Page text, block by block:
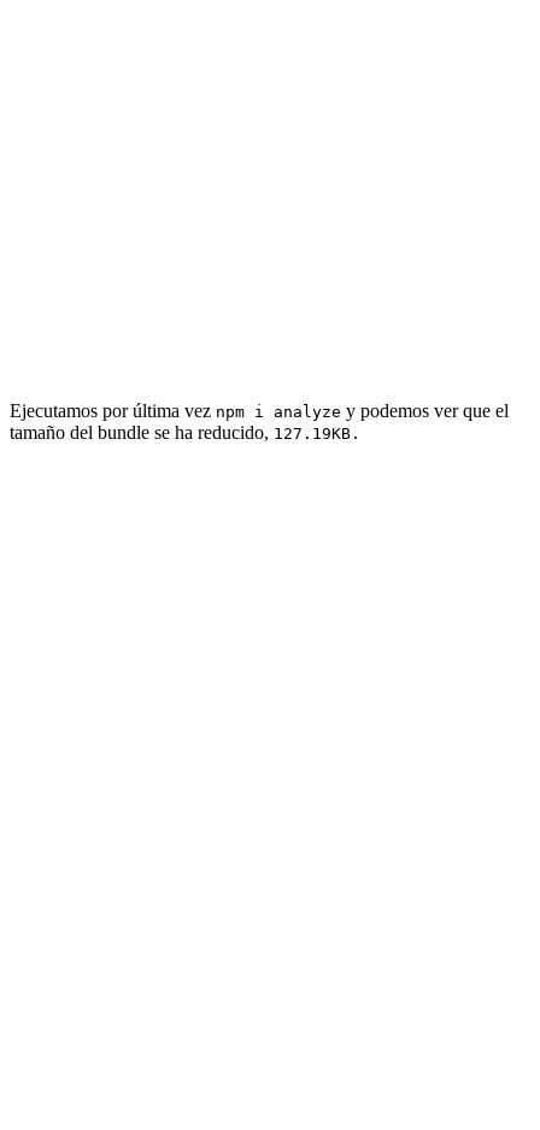
Ejecutamos por última vez npm i analyze y podemos ver que el
tamaño del bundle se ha reducido, 127.19KB.